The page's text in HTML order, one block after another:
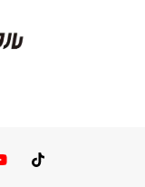
You TubeTikTok